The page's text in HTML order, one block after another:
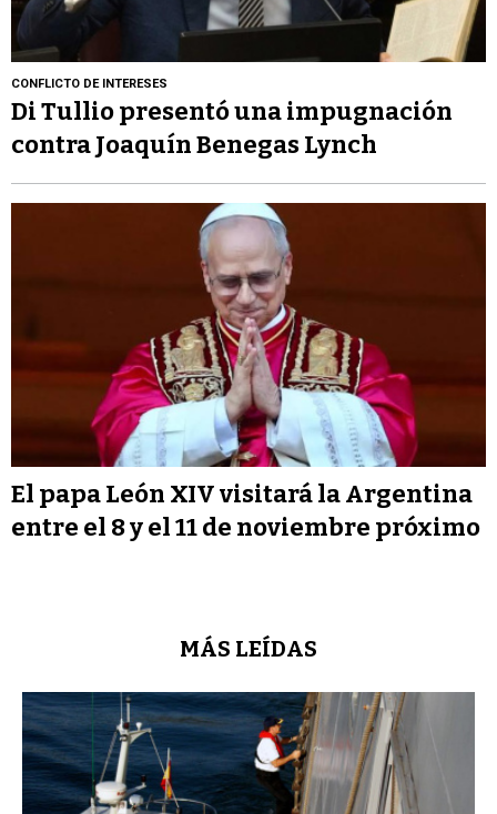
CONFLICTO DE INTERESES
Di Tullio presentó una impugnación
contra Joaquín Benegas Lynch
El papa León XIV visitará la Argentina
entre el 8 y el 11 de noviembre próximo
MÁS LEÍDAS